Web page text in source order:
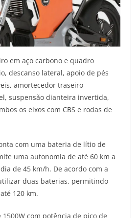
em aço carbono e quadro
descanso lateral, apoio de pés
amortecedor traseiro
suspensão dianteira invertida,
os eixos com CBS e rodas de
com uma bateria de lítio de
uma autonomia de até 60 km a
de 45 km/h. De acordo com a
duas baterias, permitindo
120 km.
1500W com potência de pico de